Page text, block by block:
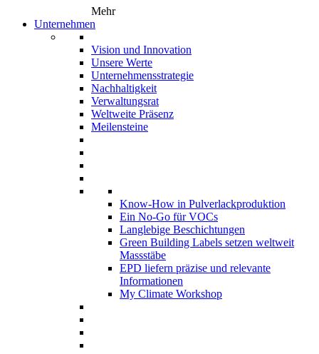
Mehr
Unternehmen
Vision und Innovation
Unsere Werte
Unternehmensstrategie
Nachhaltigkeit
Verwaltungsrat
Weltweite Präsenz
Meilensteine
Know-How in Pulverlackproduktion
Ein No-Go für VOCs
Langlebige Beschichtungen
Green Building Labels setzen weltweit
Massstäbe
EPD liefern präzise und relevante
Informationen
My Climate Workshop